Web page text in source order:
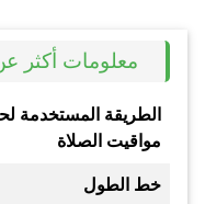
معلومات أكثر
الطريقة المستخدمة
مواقيت الصلاة
خط الطول